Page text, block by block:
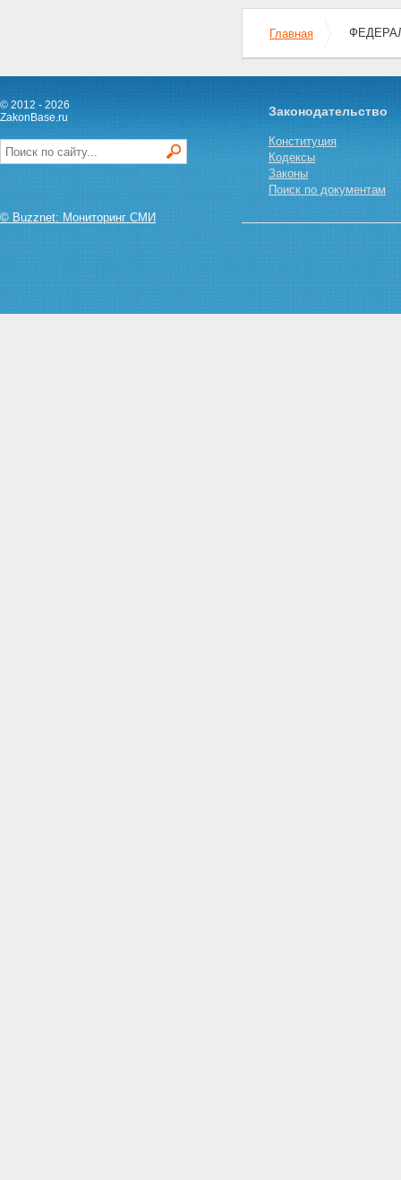
Главная
© 2012 - 2026
ZakonBase.ru
© Buzznet: Мониторинг СМИ
Законодательство
Конституция
Кодексы
Законы
Поиск по документам